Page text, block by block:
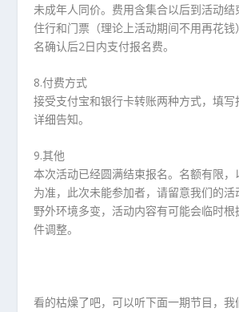
未成年人同价。费用含集合以后到活动
住行和门票（理论上活动期间不用再花钱
名确认后2日内支付报名费。
8.付费方式
接受支付宝和银行卡转账两种方式，填
详细告知。
9.其他
本次活动已经圆满结束报名。名额有限
为准，此次未能参加者，请留意我们的活
野外环境多变，活动内容有可能会临时
件调整。
看的枯燥了吧，可以听下面一期节目，我